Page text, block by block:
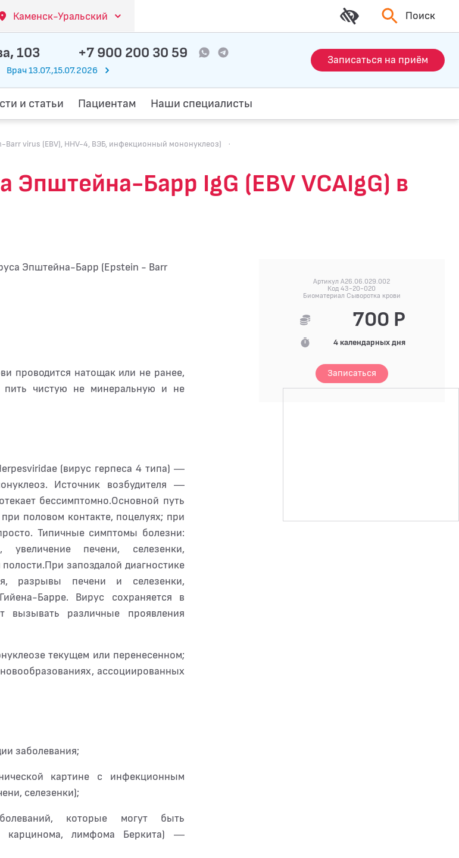
Каменск-Уральский Поиск
103 +7 900 200 30 59
Врач 13.07.,15.07.2026
Записаться на приём
и статьи Пациентам Наши специалисты
virus (EBV), HHV-4, ВЭБ, инфекционный мононуклеоз)
·
Эпштейна-Барр IgG (EBV VCAIgG) в
Эпштейна-Барр (Epstein - Barr
проводится натощак или не ранее,
чистую не минеральную и не
(вирус герпеса 4 типа) —
Источник возбудителя —
бессимптомно.Основной путь
половом контакте, поцелуях; при
Типичные симптомы болезни:
печени, селезенки,
запоздалой диагностике
разрывы печени и селезенки,
Барре. Вирус сохраняется в
различные проявления
текущем или перенесенном;
ассоциированных
заболевания;
картине с инфекционным
селезенки);
которые могут быть
карцинома, лимфома Беркита) —
Артикул A26.06.029.002
Код 43-20-020
Биоматериал Сыворотка крови
700 Р
4 календарных дня
Записаться